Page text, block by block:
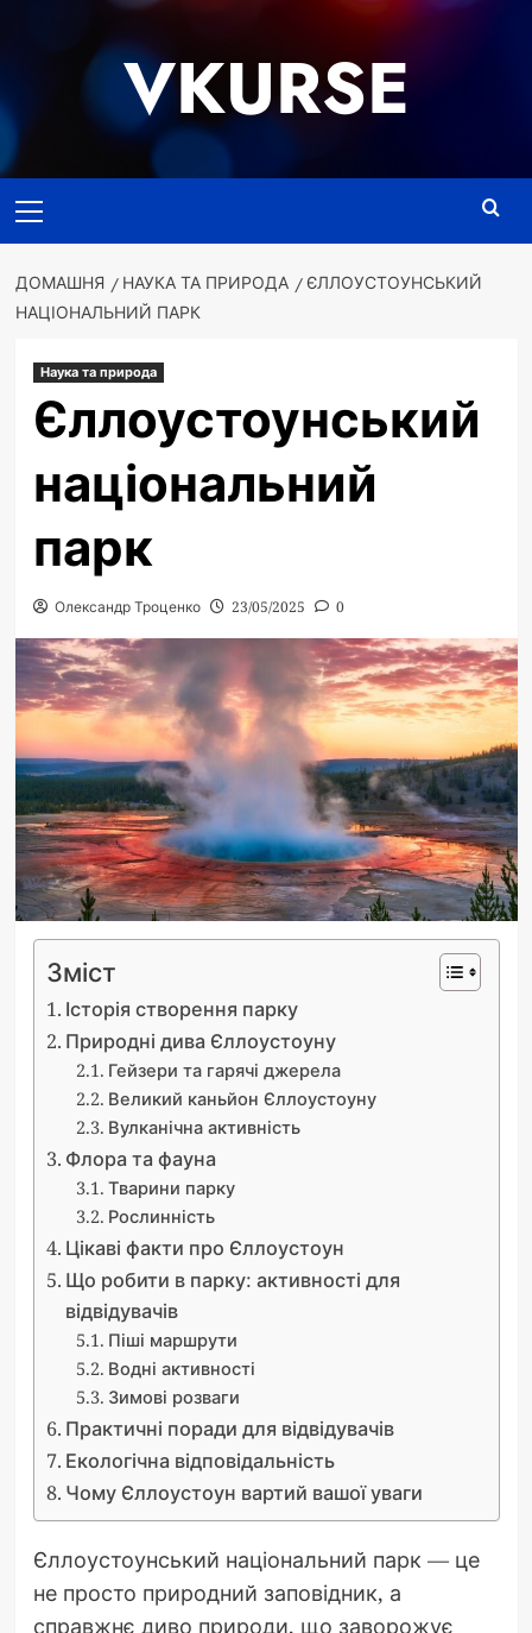
VKURSE
меню
ДОМАШНЯ НАУКА ТА ПРИРОДА
ЄЛЛОУСТОУНСЬКИЙ
НАЦІОНАЛЬНИЙ ПАРК
Наука та природа
Єллоустоунський
національний
парк
Олександр Троценко 23/05/2025 0
Зміст
Історія створення парку
Природні дива Єллоустоуну
Гейзери та гарячі джерела
Великий каньйон Єллоустоуну
Вулканічна активність
Флора та фауна
Тварини парку
Рослинність
Цікаві факти про Єллоустоун
Що робити в парку: активності для
відвідувачів
Піші маршрути
Водні активності
Зимові розваги
Практичні поради для відвідувачів
Екологічна відповідальність
Чому Єллоустоун вартий вашої уваги
Єллоустоунський національний парк — це
не просто природний заповідник, а
справжнє диво природи, що заворожує